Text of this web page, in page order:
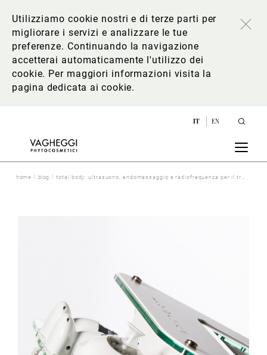
Utilizziamo cookie nostri e di terze parti per
migliorare i servizi e analizzare le tue
preferenze. Continuando la navigazione
accetterai automaticamente l'utilizzo dei
cookie. Per maggiori informazioni visita la
pagina dedicata ai cookie.
IT EN
home blog